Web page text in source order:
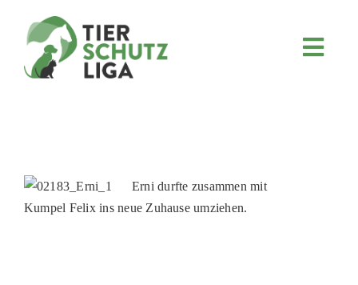
MITMACHEN
FÖRDERN & VERERBEN
Erni durfte zusammen mit
Kumpel Felix ins neue Zuhause umziehen.